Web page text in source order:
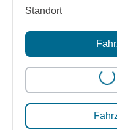
Standort
Loading...